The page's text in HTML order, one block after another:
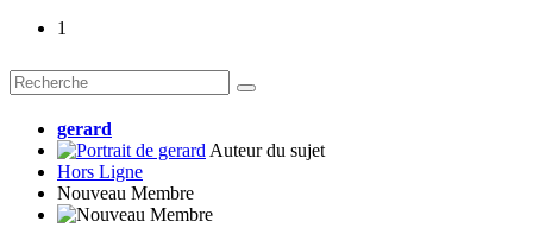
1
gerard
Auteur du sujet
Hors Ligne
Nouveau Membre